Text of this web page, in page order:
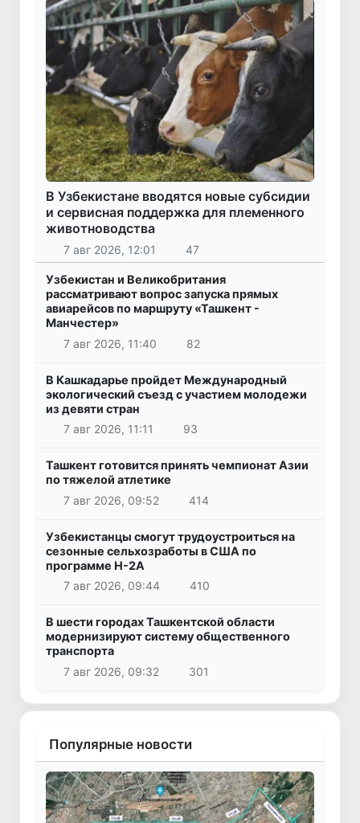
В Узбекистане вводятся новые субсидии
и сервисная поддержка для племенного
животноводства
7 авг 2026, 12:01 47
Узбекистан и Великобритания
рассматривают вопрос запуска прямых
авиарейсов по маршруту «Ташкент -
Манчестер»
7 авг 2026, 11:40
82
В Кашкадарье пройдет Международный
экологический съезд с участием молодежи
из девяти стран
7 авг 2026, 11:11
93
Ташкент готовится принять чемпионат Азии
по тяжелой атлетике
7 авг 2026, 09:52
414
Узбекистанцы смогут трудоустроиться на
сезонные сельхозработы в США по
программе H-2A
7 авг 2026, 09:44
410
В шести городах Ташкентской области
модернизируют систему общественного
транспорта
7 авг 2026, 09:32
301
Популярные новости